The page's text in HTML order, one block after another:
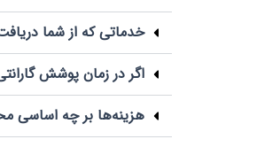
خدماتی که از شما
اگر در زمان پوشش
هزینه‌ها بر چه اساسی